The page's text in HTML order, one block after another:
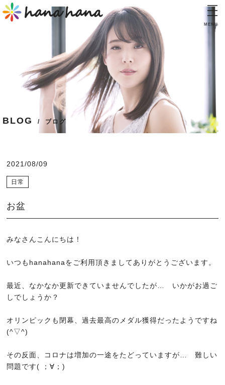
MENU
TOP
トップ
CONCEPT
コンセプト
INFORMATION
インフォメーション
ブログ
よくある質問
BLOG ブログ
2021/08/09
日常
お盆
みなさんこんにちは！
いつもhanahanaをご利用頂きましてありがとうございます。
最近、なかなか更新できていませんでしたが… いかがお過ご
しでしょうか？
オリンピックも閉幕、過去最高のメダル獲得だったようですね
(^▽^)
その反面、コロナは増加の一途をたどっていますが… 難しい
問題です( ；∀；)